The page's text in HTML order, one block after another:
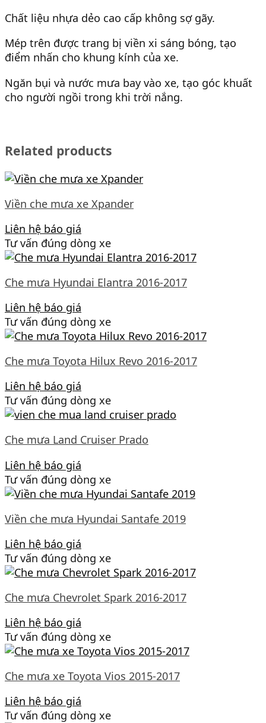
Chất liệu nhựa dẻo cao cấp không sợ gãy.
Mép trên được trang bị viền xi sáng bóng, tạo
điểm nhấn cho khung kính của xe.
Ngăn bụi và nước mưa bay vào xe, tạo góc khuất
cho người ngồi trong khi trời nắng.
Related products
Viền che mưa xe Xpander
Liên hệ báo giá
Tư vấn đúng dòng xe
Che mưa Hyundai Elantra 2016-2017
Liên hệ báo giá
Tư vấn đúng dòng xe
Che mưa Toyota Hilux Revo 2016-2017
Liên hệ báo giá
Tư vấn đúng dòng xe
Che mưa Land Cruiser Prado
Liên hệ báo giá
Tư vấn đúng dòng xe
Viền che mưa Hyundai Santafe 2019
Liên hệ báo giá
Tư vấn đúng dòng xe
Che mưa Chevrolet Spark 2016-2017
Liên hệ báo giá
Tư vấn đúng dòng xe
Che mưa xe Toyota Vios 2015-2017
Liên hệ báo giá
Tư vấn đúng dòng xe